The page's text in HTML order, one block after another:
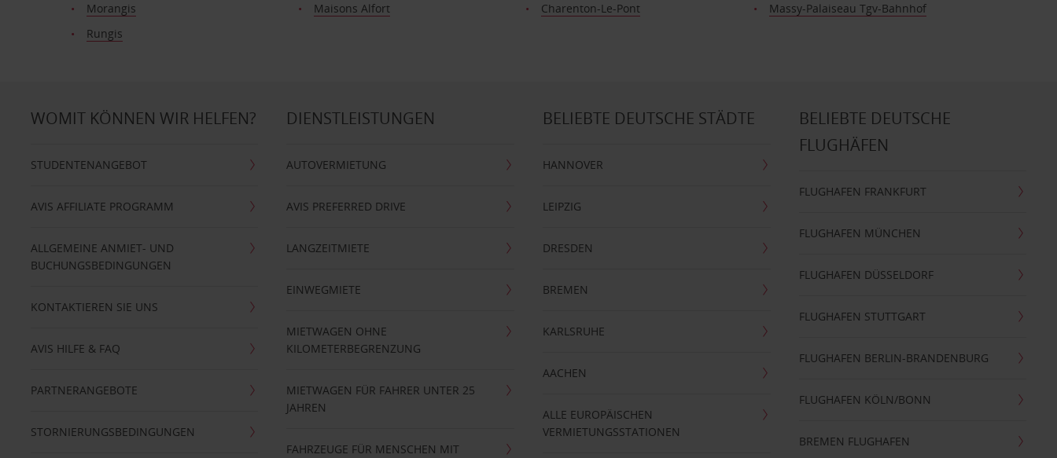
Morangis Maisons Alfort Charenton-Le-Pont
Massy-Palaiseau Tgv-Bahnhof
Rungis
WOMIT KÖNNEN WIR HELFEN?
STUDENTENANGEBOT
AVIS AFFILIATE PROGRAMM
ALLGEMEINE ANMIET- UND
BUCHUNGSBEDINGUNGEN
KONTAKTIEREN SIE UNS
AVIS HILFE & FAQ
PARTNERANGEBOTE
STORNIERUNGSBEDINGUNGEN
DIENSTLEISTUNGEN
AUTOVERMIETUNG
AVIS PREFERRED DRIVE
LANGZEITMIETE
EINWEGMIETE
MIETWAGEN OHNE
KILOMETERBEGRENZUNG
MIETWAGEN FÜR FAHRER UNTER 25
JAHREN
FAHRZEUGE FÜR MENSCHEN MIT
BELIEBTE DEUTSCHE STÄDTE
HANNOVER
LEIPZIG
DRESDEN
BREMEN
KARLSRUHE
AACHEN
ALLE EUROPÄISCHEN
VERMIETUNGSSTATIONEN
BELIEBTE DEUTSCHE
FLUGHÄFEN
FLUGHAFEN FRANKFURT
FLUGHAFEN MÜNCHEN
FLUGHAFEN DÜSSELDORF
FLUGHAFEN STUTTGART
FLUGHAFEN BERLIN-BRANDENBURG
FLUGHAFEN KÖLN/BONN
BREMEN FLUGHAFEN